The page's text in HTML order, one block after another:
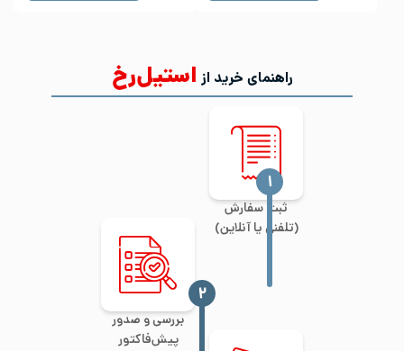
راهنمای خرید از استیل‌رخ
ثبت سفارش
(تلفنی یا آنلاین)
‍۱
بررسی و صدور
پیش‌فاکتور
‍۲